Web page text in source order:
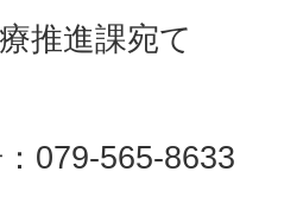
推進課宛て
079-565-8633